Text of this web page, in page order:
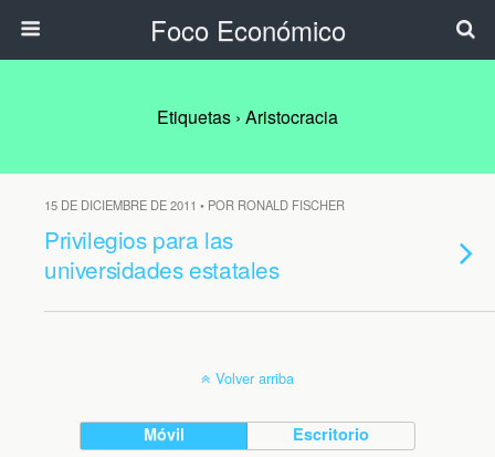
Foco Económico
Etiquetas › Aristocracia
15 DE DICIEMBRE DE 2011 • POR RONALD FISCHER
Privilegios para las
universidades estatales
Volver arriba
Móvil Escritorio